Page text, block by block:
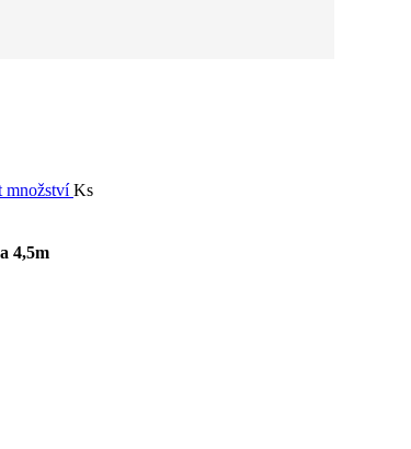
množstvíKs
4,5m